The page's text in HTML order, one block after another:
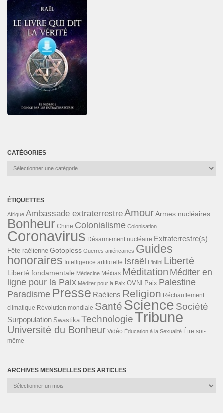
CATÉGORIES
Catégories
ÉTIQUETTES
Afrique Ambassade extraterrestreAmourArmes nucléaires
Bonheur Chine Colonialisme Colonisation
Coronavirus Désarmement nucléaire Extraterrestre(s)
Fête raélienne Gotopless Guerres américaines Guides
honoraires Intelligence artificielle Israël L'infini Liberté
Liberté fondamentale Médecine Médias Méditation Méditer en
ligne pour la Paix Méditer pour la Paix OVNI Paix Palestine
Paradisme Presse Raéliens Religion Réchauffement
climatique Révolution mondiale Santé Science Société
Surpopulation Swastika TechnologieTribune
Université du Bonheur Vidéo Éducation à la Sexualité Être soi-
même
ARCHIVES MENSUELLES DES ARTICLES
Archives